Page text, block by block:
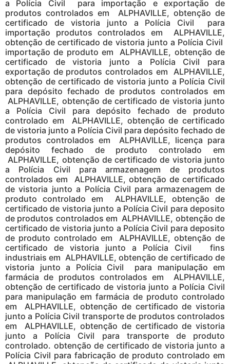
a Polícia Civil para importação e exportação de
produtos controlados em ALPHAVILLE, obtenção de
certificado de vistoria junto a Polícia Civil para
importação produtos controlados em ALPHAVILLE,
obtenção de certificado de vistoria junto a Polícia Civil
importação de produto em ALPHAVILLE, obtenção de
certificado de vistoria junto a Polícia Civil para
exportação de produtos controlados em ALPHAVILLE,
obtenção de certificado de vistoria junto a Polícia Civil
para depósito fechado de produtos controlados em
ALPHAVILLE, obtenção de certificado de vistoria junto
a Polícia Civil para depósito fechado de produto
controlado em ALPHAVILLE, obtenção de certificado
de vistoria junto a Polícia Civil para depósito fechado de
produtos controlados em ALPHAVILLE, licença para
depósito fechado de produto controlado em
ALPHAVILLE, obtenção de certificado de vistoria junto
a Polícia Civil para armazenagem de produtos
controlados em ALPHAVILLE, obtenção de certificado
de vistoria junto a Polícia Civil para armazenagem de
produto controlado em ALPHAVILLE, obtenção de
certificado de vistoria junto a Polícia Civil para deposito
de produtos controlados em ALPHAVILLE, obtenção de
certificado de vistoria junto a Polícia Civil para deposito
de produto controlado em ALPHAVILLE, obtenção de
certificado de vistoria junto a Polícia Civil fins
industriais em ALPHAVILLE, obtenção de certificado de
vistoria junto a Polícia Civil para manipulação em
farmácia de produtos controlados em ALPHAVILLE,
obtenção de certificado de vistoria junto a Polícia Civil
para manipulação em farmácia de produto controlado
em ALPHAVILLE, obtenção de certificado de vistoria
junto a Polícia Civil transporte de produtos controlados
em ALPHAVILLE, obtenção de certificado de vistoria
junto a Polícia Civil para transporte de produto
controlado. obtenção de certificado de vistoria junto a
Polícia Civil para fabricação de produto controlado em